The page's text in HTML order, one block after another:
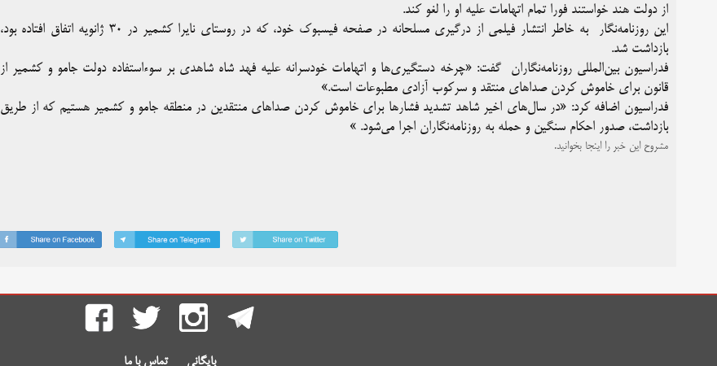
از دولت هند خواستند فورا تمام اتهامات علیه او را لغو کند.
این روزنامه‌نگار به خاطر انتشار فیلمی از درگیری مسلحانه در صفحه فیسبوک خود، که در روستای نایرا کشمیر در 30 ژانویه اتفاق افتاده بود،
بازداشت شد.
فدراسیون بین‌المللی روزنامه‌نگاران گفت: «چرخه دستگیری‌ها و اتهامات خودسرانه علیه فهد شاه شاهدی بر سوءاستفاده دولت جامو و کشمیر از
قانون برای خاموش کردن صداهای منتقد و سرکوب آزادی مطبوعات است.»
فدراسیون اضافه کرد: «در سال‌های اخیر شاهد تشدید فشارها برای خاموش کردن صداهای منتقدین در منطقه جامو و کشمیر هستیم که از طریق
بازداشت، صدور احکام سنگین و حمله به روزنامه‌نگاران اجرا می‌شود. »
مشروح این خبر را اینجا بخوانید.
بایگانی تماس با ما